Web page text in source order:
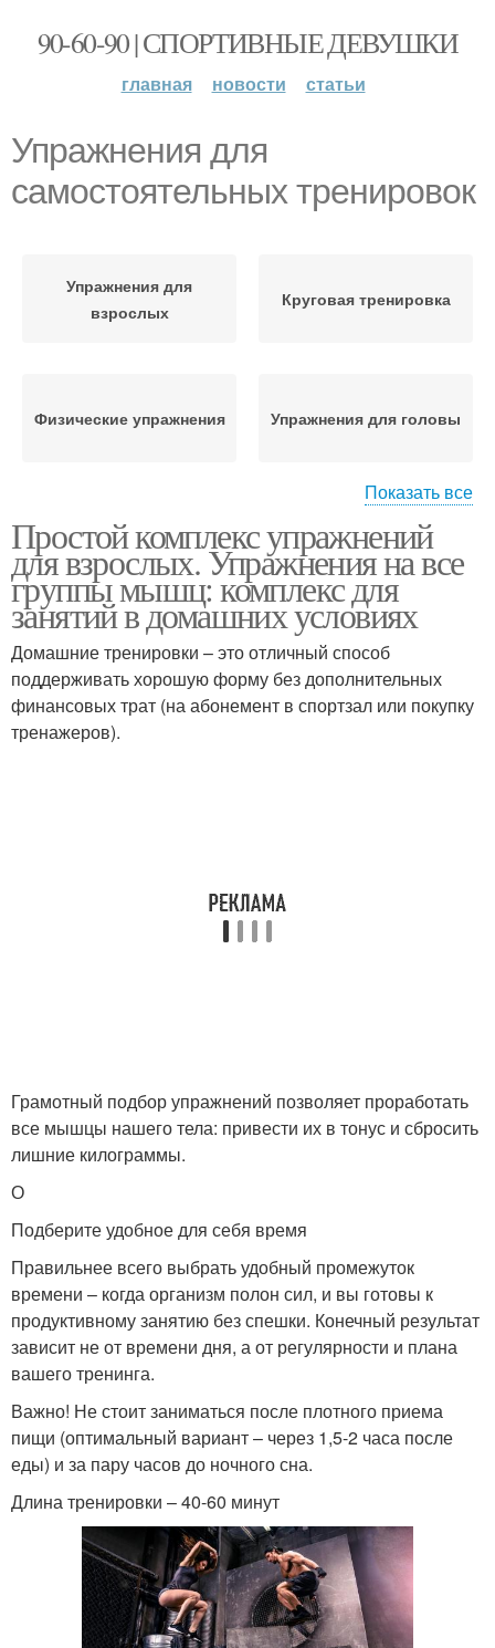
90-60-90 | СПОРТИВНЫЕ ДЕВУШКИ
главная новости статьи
Упражнения для
самостоятельных тренировок
Упражнения для
взрослых
Круговая тренировка
Физические упражнения Упражнения для головы
Упражнения для
плечевого пояса
Упражнения для
туловища
Упражнения для ног Упражнения для пресса
Показать все
Простой комплекс упражнений
для взрослых. Упражнения на все
группы мышц: комплекс для
занятий в домашних условиях
Домашние тренировки – это отличный способ
поддерживать хорошую форму без дополнительных
финансовых трат (на абонемент в спортзал или покупку
тренажеров).
Грамотный подбор упражнений позволяет проработать
все мышцы нашего тела: привести их в тонус и сбросить
лишние килограммы.
О
Подберите удобное для себя время
Правильнее всего выбрать удобный промежуток
времени – когда организм полон сил, и вы готовы к
продуктивному занятию без спешки. Конечный результат
зависит не от времени дня, а от регулярности и плана
вашего тренинга.
Важно! Не стоит заниматься после плотного приема
пищи (оптимальный вариант – через 1,5-2 часа после
еды) и за пару часов до ночного сна.
Длина тренировки – 40-60 минут